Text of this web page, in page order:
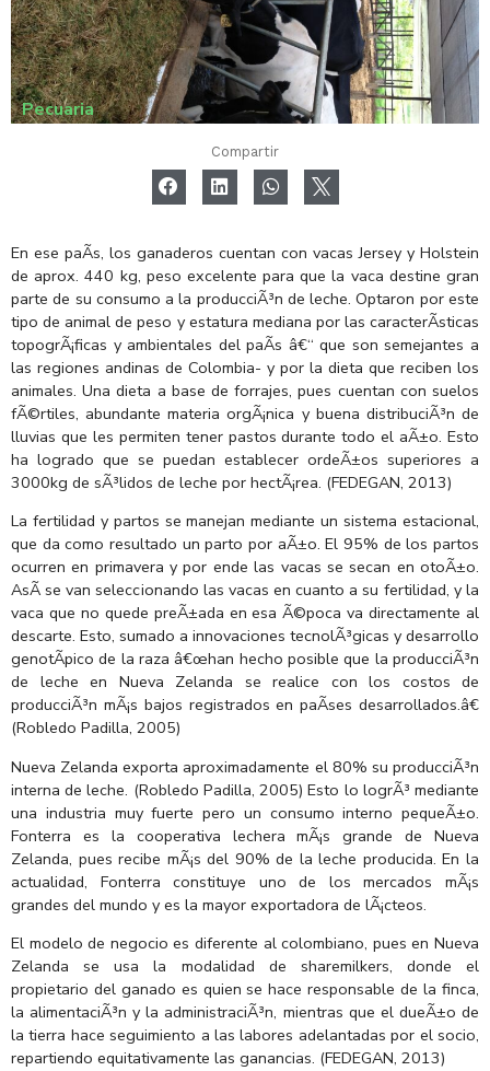
Pecuaria
Compartir
En ese paÃ­s, los ganaderos cuentan con vacas Jersey y Holstein
de aprox. 440 kg, peso excelente para que la vaca destine gran
parte de su consumo a la producciÃ³n de leche. Optaron por este
tipo de animal de peso y estatura mediana por las caracterÃ­sticas
topogrÃ¡ficas y ambientales del paÃ­s â€“ que son semejantes a
las regiones andinas de Colombia- y por la dieta que reciben los
animales. Una dieta a base de forrajes, pues cuentan con suelos
fÃ©rtiles, abundante materia orgÃ¡nica y buena distribuciÃ³n de
lluvias que les permiten tener pastos durante todo el aÃ±o. Esto
ha logrado que se puedan establecer ordeÃ±os superiores a
3000kg de sÃ³lidos de leche por hectÃ¡rea. (FEDEGAN, 2013)
La fertilidad y partos se manejan mediante un sistema estacional,
que da como resultado un parto por aÃ±o. El 95% de los partos
ocurren en primavera y por ende las vacas se secan en otoÃ±o.
AsÃ­ se van seleccionando las vacas en cuanto a su fertilidad, y la
vaca que no quede preÃ±ada en esa Ã©poca va directamente al
descarte. Esto, sumado a innovaciones tecnolÃ³gicas y desarrollo
genotÃ­pico de la raza â€œhan hecho posible que la producciÃ³n
de leche en Nueva Zelanda se realice con los costos de
producciÃ³n mÃ¡s bajos registrados en paÃ­ses desarrollados.â€
(Robledo Padilla, 2005)
Nueva Zelanda exporta aproximadamente el 80% su producciÃ³n
interna de leche. (Robledo Padilla, 2005) Esto lo logrÃ³ mediante
una industria muy fuerte pero un consumo interno pequeÃ±o.
Fonterra es la cooperativa lechera mÃ¡s grande de Nueva
Zelanda, pues recibe mÃ¡s del 90% de la leche producida. En la
actualidad, Fonterra constituye uno de los mercados mÃ¡s
grandes del mundo y es la mayor exportadora de lÃ¡cteos.
El modelo de negocio es diferente al colombiano, pues en Nueva
Zelanda se usa la modalidad de sharemilkers, donde el
propietario del ganado es quien se hace responsable de la finca,
la alimentaciÃ³n y la administraciÃ³n, mientras que el dueÃ±o de
la tierra hace seguimiento a las labores adelantadas por el socio,
repartiendo equitativamente las ganancias. (FEDEGAN, 2013)